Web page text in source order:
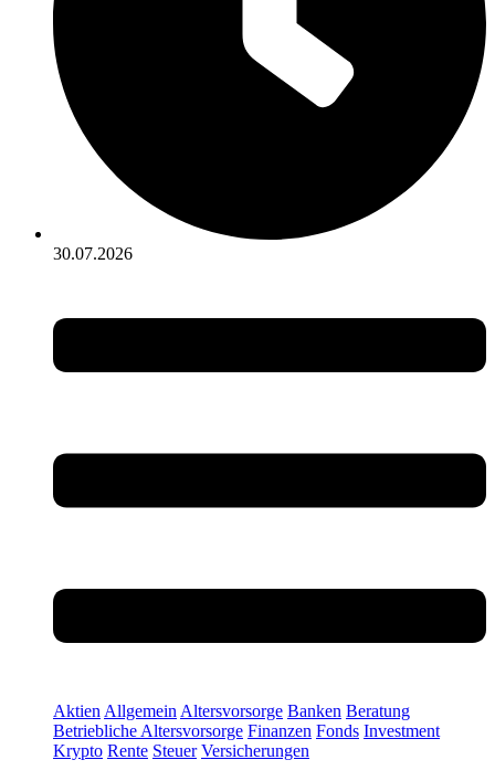
30.07.2026
Aktien Allgemein Altersvorsorge Banken Beratung
Betriebliche Altersvorsorge Finanzen Fonds Investment
Krypto Rente Steuer Versicherungen